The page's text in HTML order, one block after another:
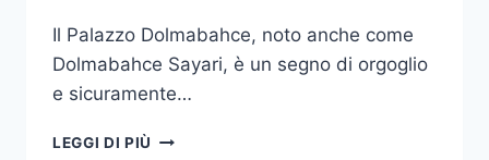
Il Palazzo Dolmabahce, noto anche come
Dolmabahce Sayari, è un segno di orgoglio
e sicuramente…
LEGGI DI PIÙ PALAZZO